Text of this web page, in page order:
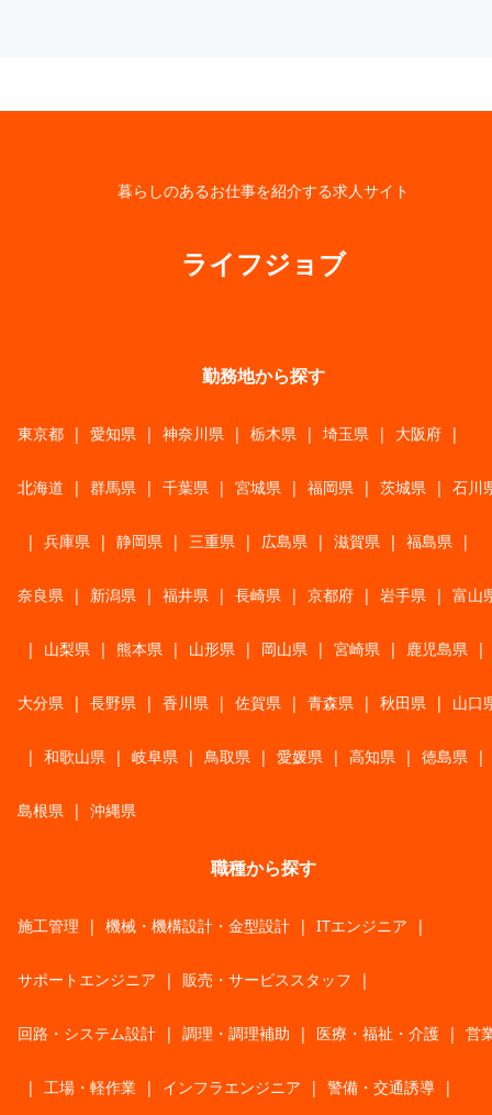
暮らしのあるお仕事を紹介する求人サイト
ライフジョブ
勤務地から探す
東京都 | 愛知県 | 神奈川県 | 栃木県 | 埼玉県 | 大阪府 |
北海道 | 群馬県 | 千葉県 | 宮城県 | 福岡県 | 茨城県 | 石川
| 兵庫県 | 静岡県 | 三重県 | 広島県 | 滋賀県 | 福島県 |
奈良県 | 新潟県 | 福井県 | 長崎県 | 京都府 | 岩手県 | 富山
| 山梨県 | 熊本県 | 山形県 | 岡山県 | 宮崎県 | 鹿児島県 |
大分県 | 長野県 | 香川県 | 佐賀県 | 青森県 | 秋田県 | 山口
| 和歌山県 | 岐阜県 | 鳥取県 | 愛媛県 | 高知県 | 徳島県 |
島根県 | 沖縄県
職種から探す
施工管理 | 機械・機構設計・金型設計 | ITエンジニア |
サポートエンジニア | 販売・サービススタッフ |
回路・システム設計 | 調理・調理補助 | 医療・福祉・介護 | 営
| 工場・軽作業 | インフラエンジニア | 警備・交通誘導 |